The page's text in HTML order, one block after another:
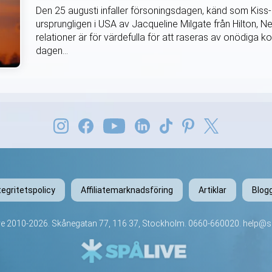
Den 25 augusti infaller försoningsdagen, känd som
ursprungligen i USA av Jacqueline Milgate från Hilton,
relationer är för värdefulla för att raseras av onödiga
dagen...
Affiliatemarknadsföring Artiklar
2010-2026. Skånegatan 77, 116 37, Stockholm. 0660-660020